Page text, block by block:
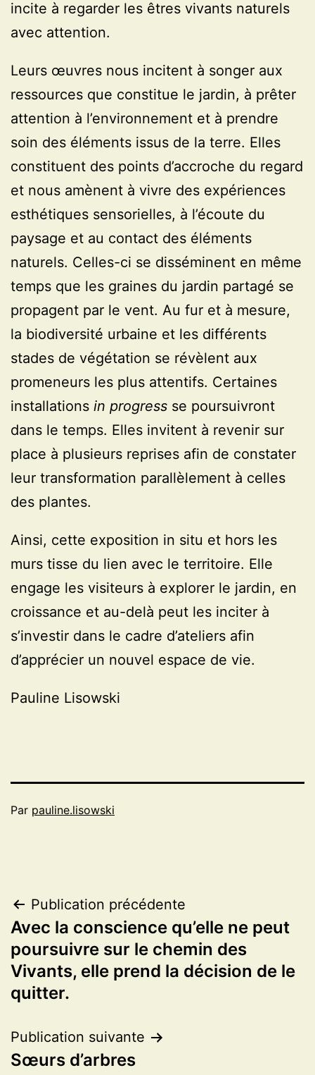
incite à regarder les êtres vivants naturels
avec attention.
Leurs œuvres nous incitent à songer aux
ressources que constitue le jardin, à prêter
attention à l’environnement et à prendre
soin des éléments issus de la terre. Elles
constituent des points d’accroche du regard
et nous amènent à vivre des expériences
esthétiques sensorielles, à l’écoute du
paysage et au contact des éléments
naturels. Celles-ci se disséminent en même
temps que les graines du jardin partagé se
propagent par le vent. Au fur et à mesure,
la biodiversité urbaine et les différents
stades de végétation se révèlent aux
promeneurs les plus attentifs. Certaines
installations in progress se poursuivront
dans le temps. Elles invitent à revenir sur
place à plusieurs reprises afin de constater
leur transformation parallèlement à celles
des plantes.
Ainsi, cette exposition in situ et hors les
murs tisse du lien avec le territoire. Elle
engage les visiteurs à explorer le jardin, en
croissance et au-delà peut les inciter à
s’investir dans le cadre d’ateliers afin
d’apprécier un nouvel espace de vie.
Pauline Lisowski
Par pauline.lisowski
Navigation
de
l’article
Publication précédente
Avec la conscience qu’elle ne peut
poursuivre sur le chemin des
Vivants, elle prend la décision de le
quitter.
Publication suivante
Sœurs d’arbres